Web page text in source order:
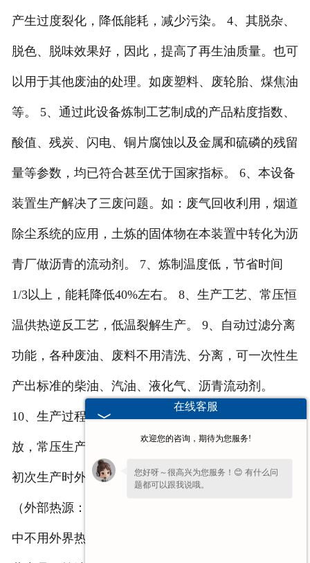
产生过度裂化，降低能耗，减少污染。 4、其脱杂、
脱色、脱味效果好，因此，提高了再生油质量。也可
以用于其他废油的处理。如废塑料、废轮胎、煤焦油
等。 5、通过此设备炼制工艺制成的产品粘度指数、
酸值、残炭、闪电、铜片腐蚀以及金属和硫磷的残留
量等参数，均已符合甚至优于国家指标。 6、本设备
装置生产解决了三废问题。如：废气回收利用，烟道
除尘系统的应用，土炼的固体物在本装置中转化为沥
青厂做沥青的流动剂。 7、炼制温度低，节省时间
1/3以上，能耗降低40%左右。 8、生产工艺、常压恒
温供热逆反工艺，低温裂解生产。 9、自动过滤分离
功能，各种废油、废料不用清洗、分离，可一次性生
产出标准的柴油、汽油、液化气、沥青流动剂。
10、生产过程中无烟、无味、无二次污染，无三废排
放，常压生产，安全系数高，环保安全达标。 11、
初次生产时外部热源启动1小时，之后不用外部热源
（外部热源：煤、电、油、汽、柴均可）。生产过程
中不用外界热能源。 http://www.ljkzs.com/ 我公司主
在线客服
欢迎您的咨询，期待为您服务!
您好呀～很高兴为您服务！😊 有什么问
题都可以跟我说哦。